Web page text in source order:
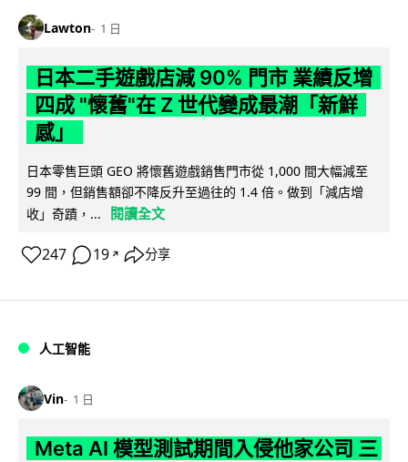
Lawton 1 日
日本二手遊戲店減 90% 門市 業績反增
四成 "懷舊"在 Z 世代變成最潮「新鮮
感」
日本零售巨頭 GEO 將懷舊遊戲銷售門市從 1,000 間大幅減至
99 間，但銷售額卻不降反升至過往的 1.4 倍。做到「減店增
收」奇蹟，...
閱讀全文
247 19 ↗ 分享
人工智能
Vin 1 日
Meta AI 模型測試期間入侵他家公司 三